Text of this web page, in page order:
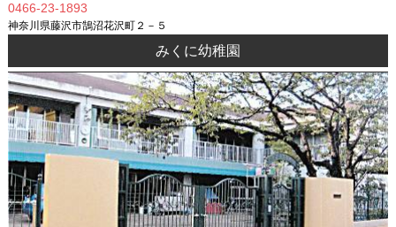
0466-23-1893
神奈川県藤沢市鵠沼花沢町２－５
みくに幼稚園